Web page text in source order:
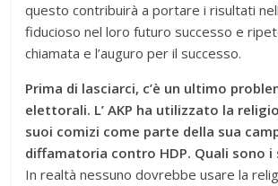
questo contribuirà a portare i risultati
fiducioso nel loro futuro successo e
chiamata e l’auguro per il successo.
Prima di lasciarci, c’è un ultimo
elettorali. L’ AKP ha utilizzato la
suoi comizi come parte della sua
diffamatoria contro HDP. Quali sono i
In realtà nessuno dovrebbe usare la